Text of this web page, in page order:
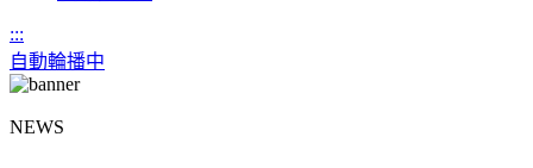
:::
自動輪播中
NEWS